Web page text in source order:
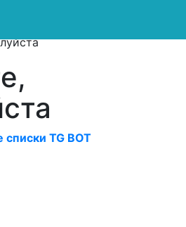
списки TG BOT